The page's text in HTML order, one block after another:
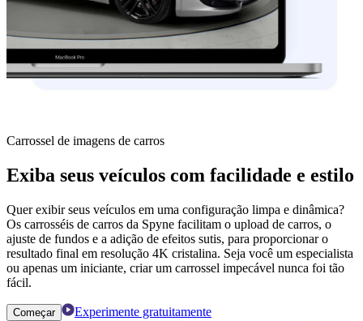
Carrossel de imagens de carros
Exiba seus veículos com facilidade e estilo
Quer exibir seus veículos em uma configuração limpa e dinâmica?
Os carrosséis de carros da Spyne facilitam o upload de carros, o
ajuste de fundos e a adição de efeitos sutis, para proporcionar o
resultado final em resolução 4K cristalina. Seja você um especialista
ou apenas um iniciante, criar um carrossel impecável nunca foi tão
fácil.
Começar Experimente gratuitamente